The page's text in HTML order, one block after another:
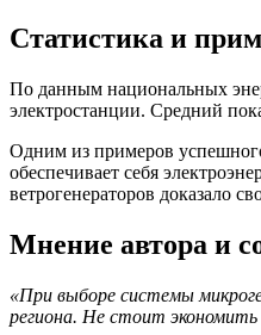
Статистика и
По данным национальных
электростанции. Средний
Одним из примеров
обеспечивает себя
ветрогенераторов доказало
Мнение автора и
«При выборе системы
региона. Не стоит